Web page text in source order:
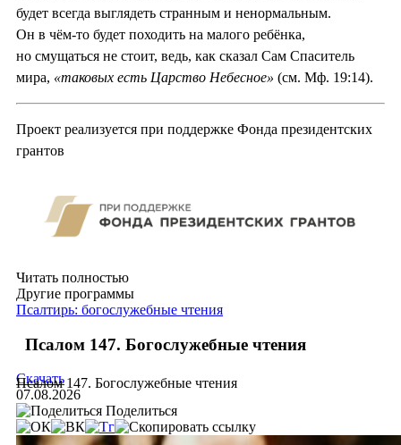
будет всегда выглядеть странным и ненормальным.
Он в чём-то будет походить на малого ребёнка,
но смущаться не стоит, ведь, как сказал Сам Спаситель
мира, «таковых есть Царство Небесное» (см. Мф. 19:14).
Проект реализуется при поддержке Фонда президентских
грантов
Читать полностью
Другие программы
Псалтирь: богослужебные чтения
Псалом 147. Богослужебные чтения
Псалом 147. Богослужебные чтения
Скачать
07.08.2026
Поделиться